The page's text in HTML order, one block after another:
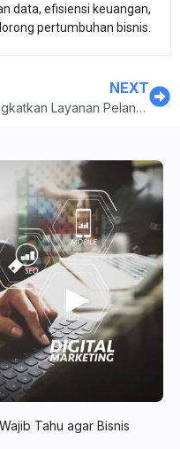
data, efisiensi keuangan,
pertumbuhan bisnis.
NEXT
Tingkatkan Layanan Pelanggan dengan Chatbot AI untuk Hotel